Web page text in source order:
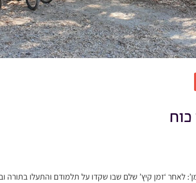
כוח
לאחר ‘זמן קיץ’ שלם שבו שקדו על תלמודם והתעלו בתורה